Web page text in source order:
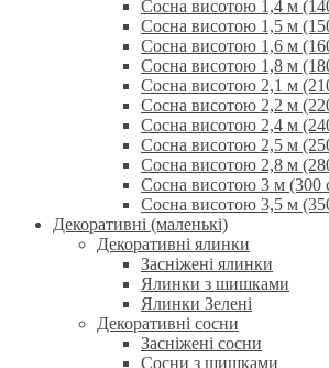
Сосна висотою 1,4 м
Сосна висотою 1,5 м
Сосна висотою 1,6 м
Сосна висотою 1,8 м
Сосна висотою 2,1 м
Сосна висотою 2,2 м
Сосна висотою 2,4 м
Сосна висотою 2,5 м
Сосна висотою 2,8 м
Сосна висотою 3 м (300
Сосна висотою 3,5 м
Декоративні (маленькі)
Декоративні ялинки
Засніжені ялинки
Ялинки з шишками
Ялинки Зелені
Декоративні сосни
Засніжені сосни
Сосни з шишками